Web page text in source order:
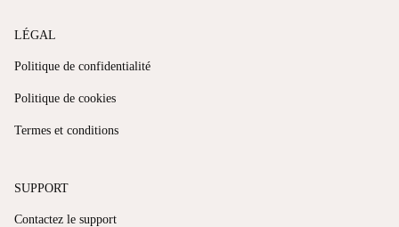
LÉGAL
Politique de confidentialité
Politique de cookies
Termes et conditions
SUPPORT
Contactez le support